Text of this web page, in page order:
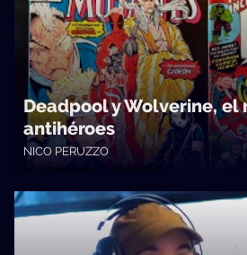
Deadpool y Wolverine, el
antihéroes
NICO PERUZZO
No Toquen Nada • 09/07/2024